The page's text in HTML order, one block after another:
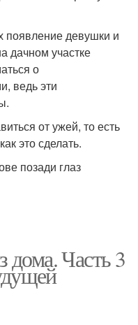
появление девушки и
дачном участке
о
ведь эти
от ужей, то есть
это сделать.
позади глаз
дома. Часть 3